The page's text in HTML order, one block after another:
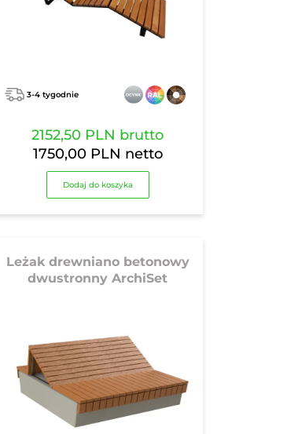
3-4 tygodnie
2152,50 PLN brutto
1750,00 PLN netto
Dodaj do koszyka
Leżak drewniano betonowy
dwustronny ArchiSet